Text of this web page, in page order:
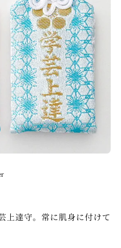
上達守。常に肌身に付けて